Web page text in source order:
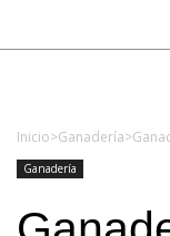
Inicio>Ganadería>
Ganadería